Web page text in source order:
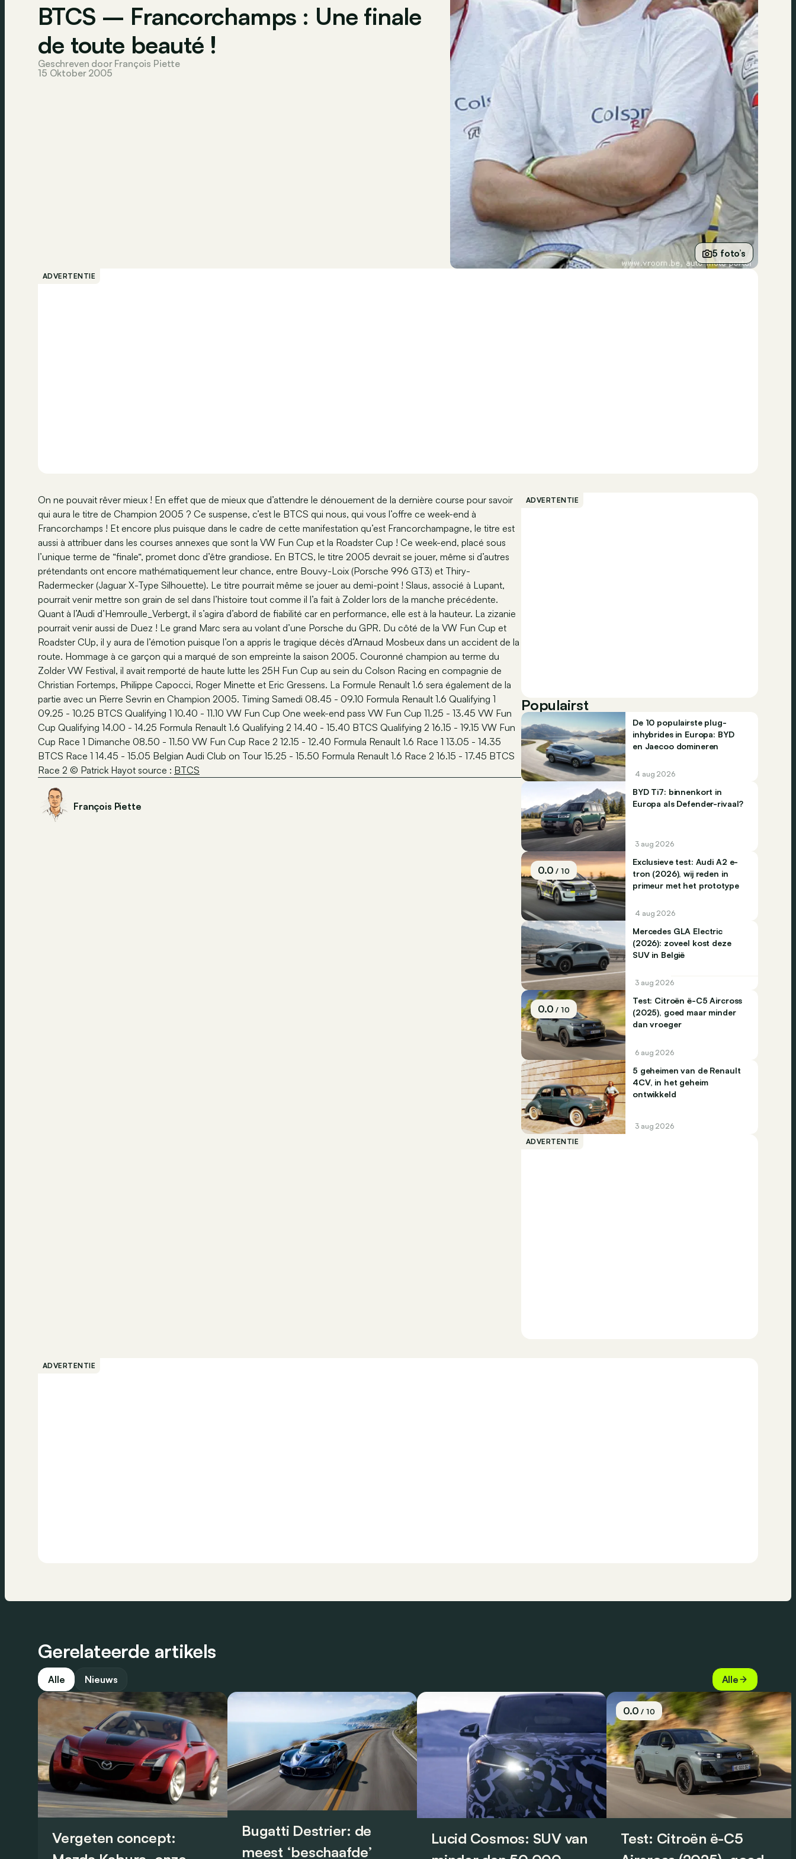
BTCS – Francorchamps : Une finale
de toute beauté !
Geschreven door François Piette
15 Oktober 2005
5 foto’s
ADVERTENTIE
On ne pouvait rêver mieux ! En effet que de mieux que d’attendre le dénouement de la dernière course pour savoir
qui aura le titre de Champion 2005 ? Ce suspense, c’est le BTCS qui nous, qui vous l’offre ce week-end à
Francorchamps ! Et encore plus puisque dans le cadre de cette manifestation qu’est Francorchampagne, le titre est
aussi à attribuer dans les courses annexes que sont la VW Fun Cup et la Roadster Cup ! Ce week-end, placé sous
l’unique terme de “finale“, promet donc d’être grandiose. En BTCS, le titre 2005 devrait se jouer, même si d’autres
prétendants ont encore mathématiquement leur chance, entre Bouvy-Loix (Porsche 996 GT3) et Thiry-
Radermecker (Jaguar X-Type Silhouette). Le titre pourrait même se jouer au demi-point ! Slaus, associé à Lupant,
pourrait venir mettre son grain de sel dans l’histoire tout comme il l’a fait à Zolder lors de la manche précédente.
Quant à l’Audi d’Hemroulle_Verbergt, il s’agira d’abord de fiabilité car en performance, elle est à la hauteur. La zizanie
pourrait venir aussi de Duez ! Le grand Marc sera au volant d’une Porsche du GPR. Du côté de la VW Fun Cup et
Roadster CUp, il y aura de l’émotion puisque l’on a appris le tragique décès d’Arnaud Mosbeux dans un accident de la
route. Hommage à ce garçon qui a marqué de son empreinte la saison 2005. Couronné champion au terme du
Zolder VW Festival, il avait remporté de haute lutte les 25H Fun Cup au sein du Colson Racing en compagnie de
Christian Fortemps, Philippe Capocci, Roger Minette et Eric Gressens. La Formule Renault 1.6 sera également de la
partie avec un Pierre Sevrin en Champion 2005. Timing Samedi 08.45 - 09.10 Formula Renault 1.6 Qualifying 1
09.25 - 10.25 BTCS Qualifying 1 10.40 - 11.10 VW Fun Cup One week-end pass VW Fun Cup 11.25 - 13.45 VW Fun
Cup Qualifying 14.00 - 14.25 Formula Renault 1.6 Qualifying 2 14.40 - 15.40 BTCS Qualifying 2 16.15 - 19.15 VW Fun
Cup Race 1 Dimanche 08.50 - 11.50 VW Fun Cup Race 2 12.15 - 12.40 Formula Renault 1.6 Race 1 13.05 - 14.35
BTCS Race 1 14.45 - 15.05 Belgian Audi Club on Tour 15.25 - 15.50 Formula Renault 1.6 Race 2 16.15 - 17.45 BTCS
Race 2 © Patrick Hayot source : BTCS
François Piette
ADVERTENTIE
Populairst
De 10 populairste plug-
inhybrides in Europa: BYD
en Jaecoo domineren
4 aug 2026
BYD Ti7: binnenkort in
Europa als Defender-rivaal?
3 aug 2026
0.0/ 10
Exclusieve test: Audi A2 e-
tron (2026), wij reden in
primeur met het prototype
4 aug 2026
Mercedes GLA Electric
(2026): zoveel kost deze
SUV in België
3 aug 2026
0.0/ 10
Test: Citroën ë-C5 Aircross
(2025), goed maar minder
dan vroeger
6 aug 2026
5 geheimen van de Renault
4CV, in het geheim
ontwikkeld
3 aug 2026
ADVERTENTIE
ADVERTENTIE
Gerelateerde artikels
Alle Nieuws Alle
Vergeten concept:
Bugatti Destrier: de
meest ‘beschaafde’
Lucid Cosmos: SUV van
0.0/ 10
Test: Citroën ë-C5